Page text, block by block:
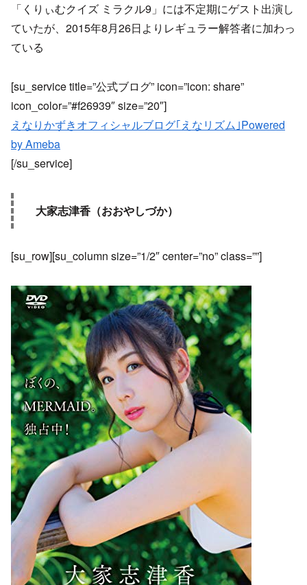
「くりぃむクイズ ミラクル9」には不定期にゲスト出演し
ていたが、2015年8月26日よりレギュラー解答者に加わっ
ている
[su_service title=”公式ブログ” icon=”icon: share”
icon_color=”#f26939″ size=”20″]
えなりかずきオフィシャルブログ｢えなリズム｣Powered
by Ameba
[/su_service]
大家志津香（おおやしづか）
[su_row][su_column size=”1/2″ center=”no” class=””]